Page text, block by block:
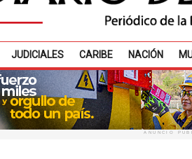
JUDICIALES CARIBE NACIÓN
ANUNCIO